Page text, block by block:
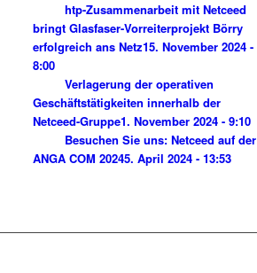
htp-Zusammenarbeit mit Netceed
bringt Glasfaser-Vorreiterprojekt Börry
erfolgreich ans Netz15. November 2024 -
8:00
Verlagerung der operativen
Geschäftstätigkeiten innerhalb der
Netceed-Gruppe1. November 2024 - 9:10
Besuchen Sie uns: Netceed auf der
ANGA COM 20245. April 2024 - 13:53